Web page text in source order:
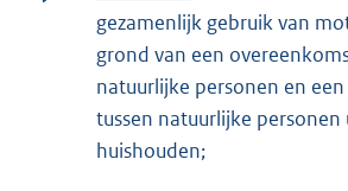
gezamenlijk gebruik van
grond van een
natuurlijke personen en
tussen natuurlijke personen
huishouden;